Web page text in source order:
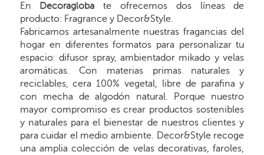
En Decoragloba te ofrecemos dos líneas de
producto: Fragrance y Decor&Style.
Fabricamos artesanalmente nuestras fragancias del
hogar en diferentes formatos para personalizar tu
espacio: difusor spray, ambientador mikado y velas
aromáticas. Con materias primas naturales y
reciclables, cera 100% vegetal, libre de parafina y
con mecha de algodón natural. Porque nuestro
mayor compromiso es crear productos sostenibles
y naturales para el bienestar de nuestros clientes y
para cuidar el medio ambiente. Decor&Style recoge
una amplia colección de velas decorativas, faroles,